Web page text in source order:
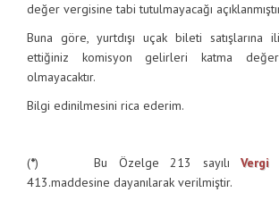
değer vergisine tabi tutulmayacağı
Buna göre, yurtdışı uçak bileti satışlarına
ettiğiniz komisyon gelirleri katma
olmayacaktır.
Bilgi edinilmesini rica ederim.
(*) Bu Özelge 213 sayılıVergi
413.maddesine dayanılarak verilmiştir.